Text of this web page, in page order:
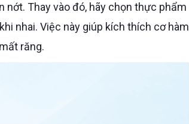
Thay vào đó, hãy chọn thực phẩm
nhai. Việc này giúp kích thích cơ hàm
răng.